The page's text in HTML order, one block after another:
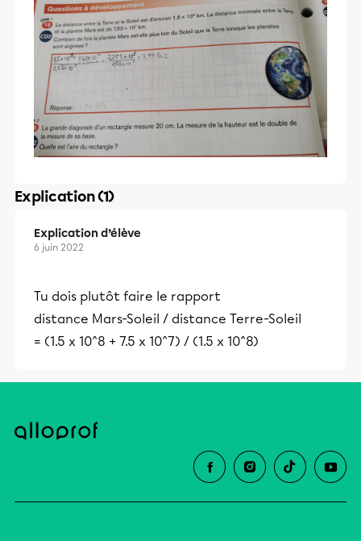
Explication (1)
Explication d’élève
6 juin 2022
Tu dois plutôt faire le rapport
distance Mars-Soleil / distance Terre-Soleil
= (1.5 x 10^8 + 7.5 x 10^7) / (1.5 x 10^8)